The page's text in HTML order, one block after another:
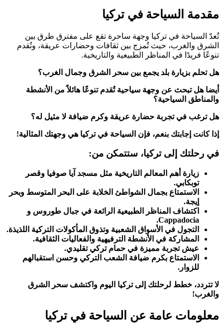
مقدمة السياحة في تركيا
تُعدّ السياحة في تركيا وجهة ساحرة تقع على مفترق طرق بين
الشرق والغرب، حيث تُمزج بين ثقافات وحضارات عريقة، وتُقدم
تنوعًا فريدًا في المناظر الطبيعية والتاريخية.
هل تحلم بزيارة بلد يجمع بين سحر الشرق وجمال الغرب؟
أيضا هل تبحث عن وجهة سياحية تُقدم تنوعًا هائلاً من الأنشطة
والمناطق السياحية؟
هل ترغب في تجربة حضارة عريقة وكرم ضيافة لا مثيل له؟
إذا كانت إجابتك بنعم، فإن السياحة في تركيا هي وجهتك المثالية!
في رحلتك إلى تركيا، ستتمكن من:
زيارة أهم المعالم التاريخية مثل مسجد آيا صوفيا وقصر
توبكابي.
الاستمتاع بجمال الشواطئ الخلابة على البحر المتوسط وبحر
إيجة.
اكتشاف المناظر الطبيعية الرائعة في جبال طوروس و
Cappadocia.
التجول في الأسواق الشعبية وتذوق المأكولات التركية اللذيذة.
المشاركة في الأنشطة الترفيهية والفعاليات الثقافية.
عيش تجربة مميزة في حمام تركي تقليدي.
الاستمتاع بكرم ضيافة الشعب التركي وحسن استقبالهم
للزوار.
لا تتردد، خطط لرحلتك إلى تركيا اليوم واكتشف سحر الشرق
والغرب!
معلومات عامة عن السياحة في تركيا